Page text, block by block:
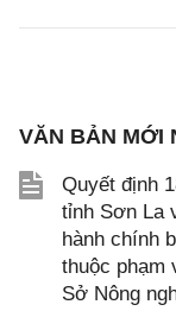
VĂN BẢN MỚI
Quyết định
tỉnh Sơn La
hành chính
thuộc phạm
Sở Nông